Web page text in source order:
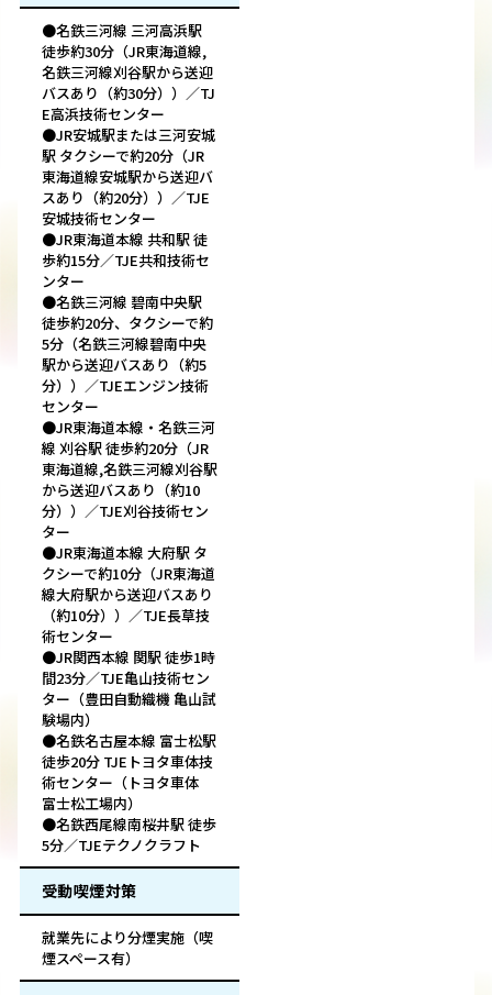
●名鉄三河線 三河高浜駅
徒歩約30分（JR東海道線,
名鉄三河線刈谷駅から送迎
バスあり（約30分））／TJ
E高浜技術センター
●JR安城駅または三河安城
駅 タクシーで約20分（JR
東海道線安城駅から送迎バ
スあり（約20分））／TJE
安城技術センター
●JR東海道本線 共和駅 徒
歩約15分／TJE共和技術セ
ンター
●名鉄三河線 碧南中央駅
徒歩約20分、タクシーで約
5分（名鉄三河線碧南中央
駅から送迎バスあり（約5
分））／TJEエンジン技術
センター
●JR東海道本線・名鉄三河
線 刈谷駅 徒歩約20分（JR
東海道線,名鉄三河線刈谷駅
から送迎バスあり（約10
分））／TJE刈谷技術セン
ター
●JR東海道本線 大府駅 タ
クシーで約10分（JR東海道
線大府駅から送迎バスあり
（約10分））／TJE長草技
術センター
●JR関西本線 関駅 徒歩1時
間23分／TJE亀山技術セン
ター（豊田自動織機 亀山試
験場内）
●名鉄名古屋本線 富士松駅
徒歩20分 TJEトヨタ車体技
術センター（トヨタ車体
富士松工場内）
●名鉄西尾線南桜井駅 徒歩
5分／TJEテクノクラフト
受動喫煙対策
就業先により分煙実施（喫
煙スペース有）